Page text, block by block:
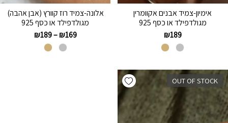
אימיון-צמיד אבנים אקוומרין
מגולדפילד או כסף 925
₪189
אלונה-צמיד רוז קוורץ (אבן אהבה)
מגולדפילד או כסף 925
₪169
–
₪189
Add wishlist OUT OF STOCK